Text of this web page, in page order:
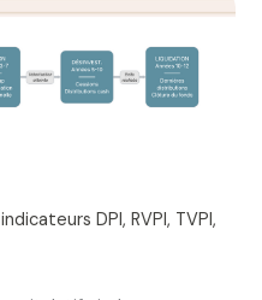
DPI, RVPI, TVPI,